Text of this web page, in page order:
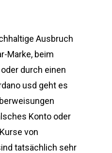
Ausbruch
Marke, beim
durch einen
usd geht es
Konto oder
von
tatsächlich sehr